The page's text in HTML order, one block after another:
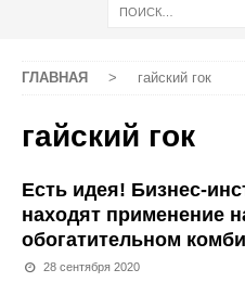
ГЛАВНАЯ > гайский гок
гайский гок
Есть идея! Бизнес-
находят применение
обогатительном
28 сентября 2020